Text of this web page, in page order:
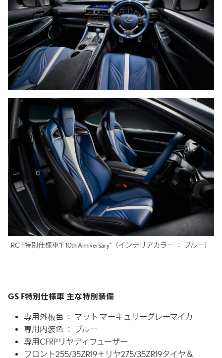
RC F特別仕様車“F 10th Anniversary” （インテリアカラー ： ブルー）
GS F特別仕様車 主な特別装備
専用外板色 ： マット マーキュリーグレーマイカ
専用内装色 ： ブルー
専用CFRPリヤディフューザー
フロント255/35ZR19＋ リヤ275/35ZR19タイヤ＆